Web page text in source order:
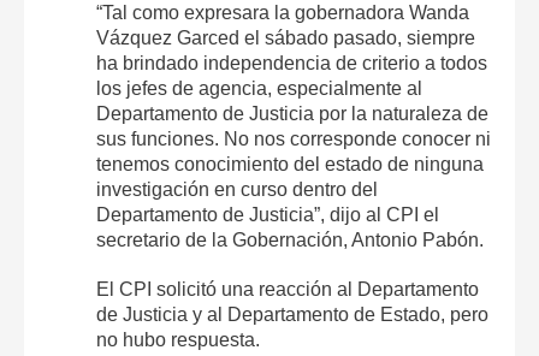
“Tal como expresara la gobernadora Wanda
Vázquez Garced el sábado pasado, siempre
ha brindado independencia de criterio a todos
los jefes de agencia, especialmente al
Departamento de Justicia por la naturaleza de
sus funciones. No nos corresponde conocer ni
tenemos conocimiento del estado de ninguna
investigación en curso dentro del
Departamento de Justicia”, dijo al CPI el
secretario de la Gobernación, Antonio Pabón.
El CPI solicitó una reacción al Departamento
de Justicia y al Departamento de Estado, pero
no hubo respuesta.